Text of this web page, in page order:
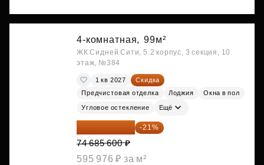
4-комнатная, 99м²
ЖК Сидней Сити, 5.2 корпус, 3 секция, 10
этаж, №384
1 кв 2027
Скидка
Предчистовая отделка
Лоджия Окна в пол
Угловое остекление Ещё
59 001 624 ₽ -21%
74 685 600 ₽
595 976 ₽ за м²